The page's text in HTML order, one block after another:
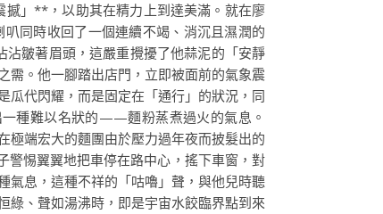
」**，以助其在精力上到達美滿。就在廖
同時收回了一個連續不竭、消沉且濕潤的
皺著眉頭，這嚴重攪擾了他蒜泥的「安靜
需。他一腳踏出店門，立即被面前的氣象震
瓜代閃耀，而是固定在「通行」的狀況，同
一種難以名狀的——麵粉蒸煮過火的氣息。
極端宏大的麵團由於壓力過年夜而披髮出的
警惕翼翼地把車停在路中心，搖下車窗，對
氣息，這種不祥的「咕嚕」聲，與他兒時聽
綠、聲如湯沸時，即是宇宙水餃臨界點到來